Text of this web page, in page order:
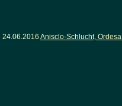
24.06.2016 Anisclo-Schlucht,